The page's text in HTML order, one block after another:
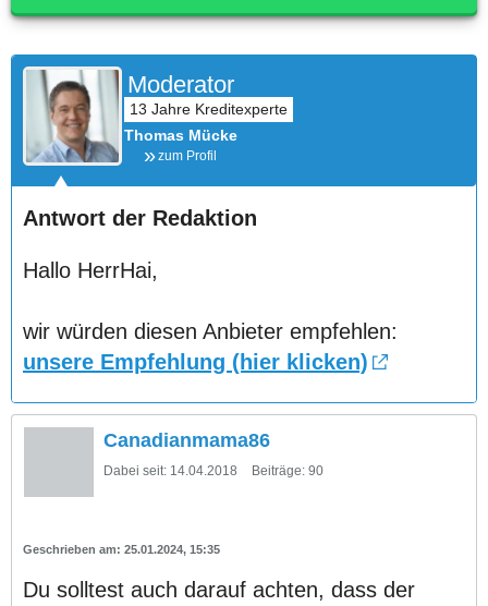
Moderator
Thomas Mücke
zum Profil
Antwort der Redaktion
Hallo HerrHai,
wir würden diesen Anbieter empfehlen:
unsere Empfehlung (hier klicken)
Canadianmama86
Dabei seit: 14.04.2018 Beiträge: 90
25.01.2024, 15:35
Du solltest auch darauf achten, dass der